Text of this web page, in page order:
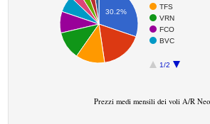
TFS
VRN
FCO
BVC
1/2
30.2%
Prezzi medi mensili dei voli A/R